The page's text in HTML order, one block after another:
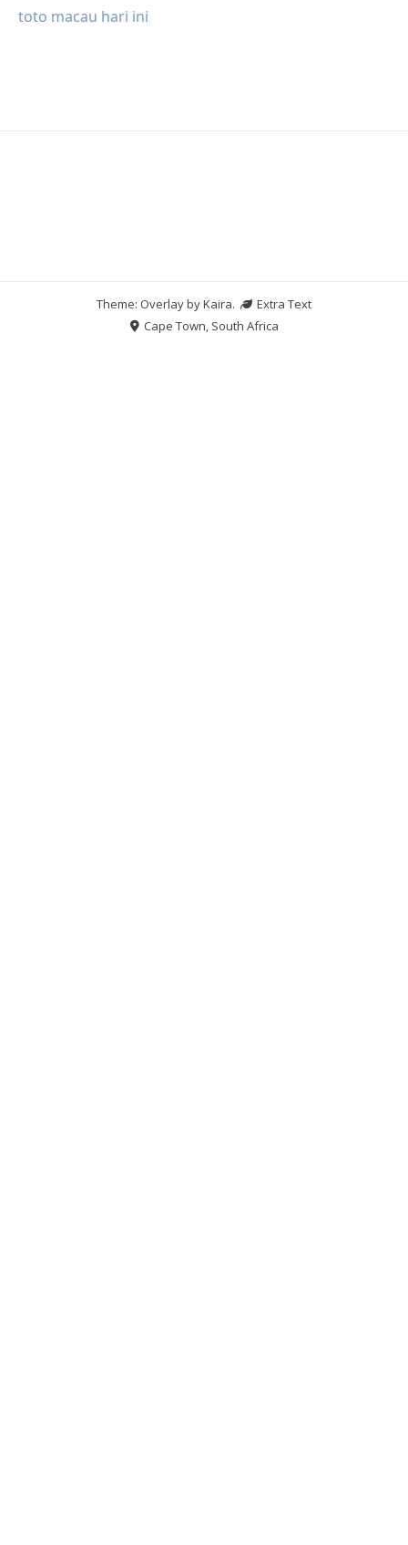
toto macau hari ini
Theme: Overlay byKaira.
Extra Text
Cape Town, South Africa